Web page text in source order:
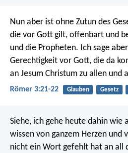
Nun aber ist ohne Zutun des
die vor Gott gilt, offenbart und
und die Propheten. Ich sage
Gerechtigkeit vor Gott, die da
an Jesum Christum zu allen und
Römer 3:21-22 Glauben Gesetz
Siehe, ich gehe heute dahin wie
wissen von ganzem Herzen und
nicht ein Wort gefehlt hat an all